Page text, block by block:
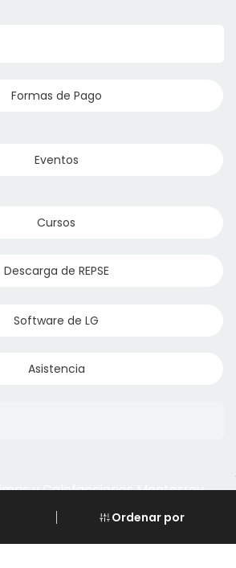
Ordenar por
Formas de Pago
Eventos
Cursos
Descarga de REPSE
Software de LG
Asistencia
Aqua Aero
y Calefacciones Monterrey
by Climasmonterrey.com